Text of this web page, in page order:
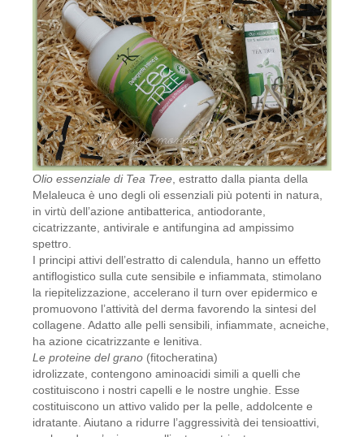
Olio essenziale di Tea Tree , estratto dalla pianta della
Melaleuca è uno degli oli essenziali più potenti in natura,
in virtù dell’azione antibatterica, antiodorante,
cicatrizzante, antivirale e antifungina ad ampissimo
spettro.
I principi attivi dell’estratto di calendula, hanno un effetto
antiflogistico sulla cute sensibile e infiammata, stimolano
la riepitelizzazione, accelerano il turn over epidermico e
promuovono l’attività del derma favorendo la sintesi del
collagene. Adatto alle pelli sensibili, infiammate, acneiche,
ha azione cicatrizzante e lenitiva.
Le proteine del grano (fitocheratina)
idrolizzate, contengono aminoacidi simili a quelli che
costituiscono i nostri capelli e le nostre unghie. Esse
costituiscono un attivo valido per la pelle, addolcente e
idratante. Aiutano a ridurre l’aggressività dei tensioattivi,